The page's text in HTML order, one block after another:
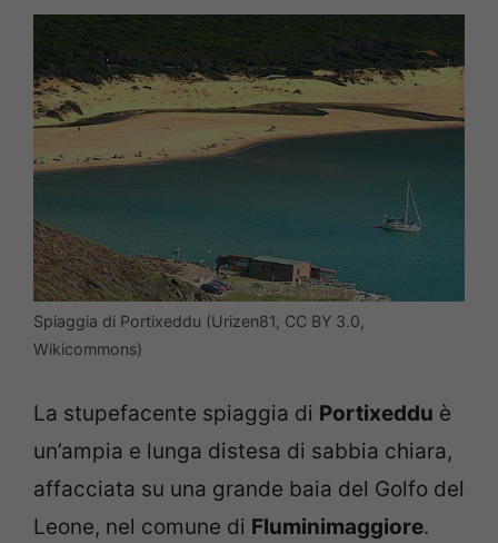
Spiaggia di Portixeddu (Urizen81, CC BY 3.0,
Wikicommons)
La stupefacente spiaggia di Portixeddu è
un’ampia e lunga distesa di sabbia chiara,
affacciata su una grande baia del Golfo del
Leone, nel comune di Fluminimaggiore.